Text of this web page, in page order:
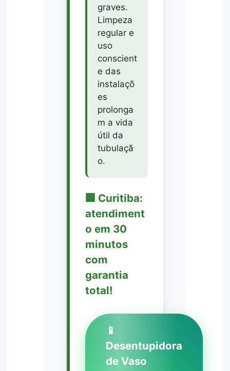
graves.
Limpeza
regular e
uso
conscient
e das
instalaçõ
es
prolonga
m a vida
útil da
tubulaçã
o.
🏢 Curitiba:
atendiment
o em 30
minutos
com
garantia
total!
📱
Desentupidora
de Vaso